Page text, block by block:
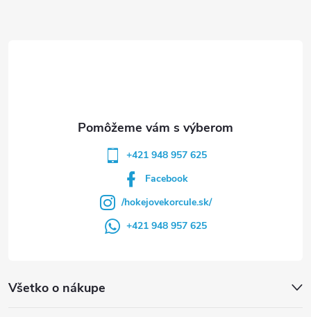
Všetko o nákupe
+421 948 957 625
Facebook
/hokejovekorcule.sk/
+421 948 957 625